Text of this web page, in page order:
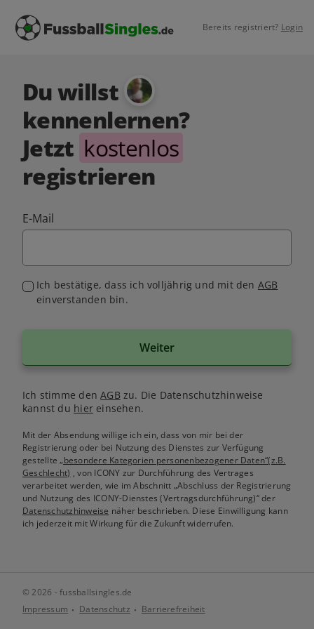
Bereits registriert? Login
Du willst
kennenlernen?
Jetzt kostenlos
registrieren
E-Mail
Ich bestätige, dass ich volljährig und mit den AGB
einverstanden bin.
Weiter
Ich stimme denAGB zu. Die Datenschutzhinweise
kannst du hiereinsehen.
Mit der Absendung willige ich ein, dass von mir bei der
Registrierung oder bei Nutzung des Dienstes zur Verfügung
gestellte„besondere Kategorien personenbezogener Daten“(z.B.
Geschlecht) , von ICONY zur Durchführung des Vertrages
verarbeitet werden, wie im Abschnitt „Abschluss der Registrierung
und Nutzung des ICONY-Dienstes (Vertragsdurchführung)“ der
Datenschutzhinweise näher beschrieben. Diese Einwilligung kann
ich jederzeit mit Wirkung für die Zukunft widerrufen.
© 2026 - fussballsingles.de
Impressum
Datenschutz Barrierefreiheit